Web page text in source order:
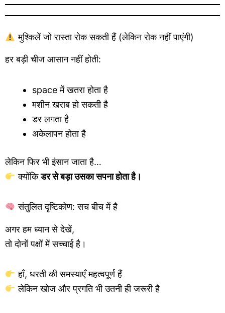
मुश्किलें जो रास्ता रोक सकती हैं (लेकिन रोक नहीं पाएंगी)
हर बड़ी चीज आसान नहीं होती:
space में खतरा होता है
मशीन खराब हो सकती है
डर लगता है
अकेलापन होता है
लेकिन फिर भी इंसान जाता है…
क्योंकिडर से बड़ा उसका सपना होता है।
संतुलित दृष्टिकोण: सच बीच में है
अगर हम ध्यान से देखें,
तो दोनों पक्षों में सच्चाई है।
हाँ, धरती की समस्याएँ महत्वपूर्ण हैं
लेकिन खोज और प्रगति भी उतनी ही जरूरी है